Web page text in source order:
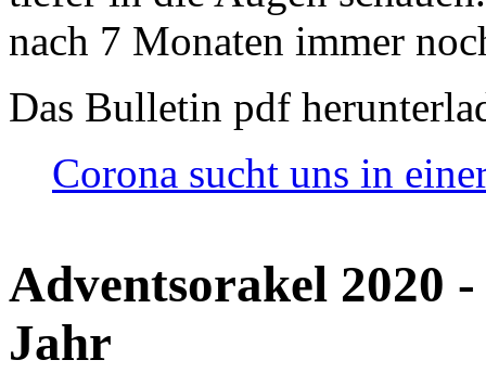
nach 7 Monaten immer
Das Bulletin pdf
Corona sucht uns in
Adventsorakel 2020
Jahr